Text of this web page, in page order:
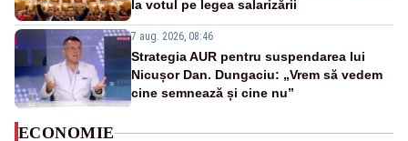
la votul pe legea salarizării
7 aug. 2026, 08:46
Strategia AUR pentru suspendarea lui
Nicușor Dan. Dungaciu: „Vrem să vedem
cine semnează și cine nu”
ECONOMIE